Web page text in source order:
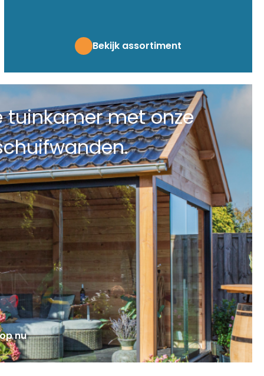
Bekijk assortiment
tuinkamer met onze
nu